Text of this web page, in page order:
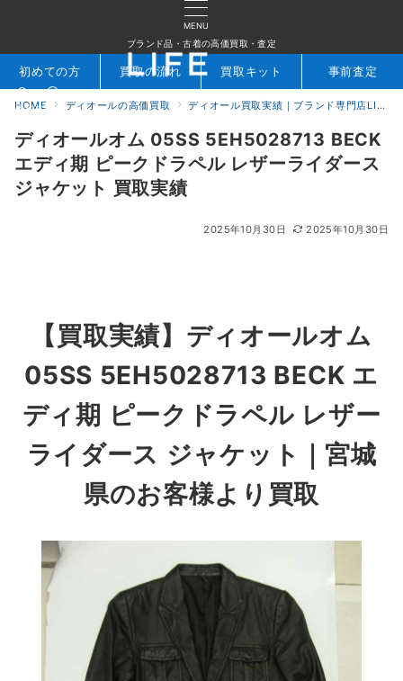
MENU
ブランド品・古着の高価買取・査定
検索 お問合せ
初めての方 買取の流れ 買取キット 事前査定
HOME ディオールの高価買取 ディオール買取実績｜ブランド専門店LIFE
ディオールオム 05SS 5EH5028713 BECK
エディ期 ピークドラペル レザーライダース
ジャケット 買取実績
2025年10月30日 2025年10月30日
【買取実績】 ディオールオム
05SS 5EH5028713 BECK エ
ディ期 ピークドラペル レザー
ライダース ジャケット
｜宮城
県のお客様より買取